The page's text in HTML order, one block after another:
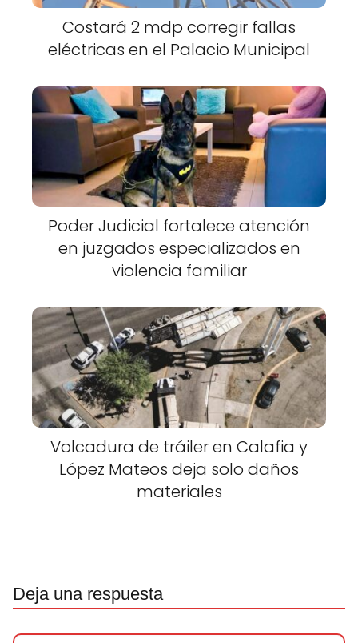
Costará 2 mdp corregir fallas
eléctricas en el Palacio Municipal
Poder Judicial fortalece atención
en juzgados especializados en
violencia familiar
Volcadura de tráiler en Calafia y
López Mateos deja solo daños
materiales
Deja una respuesta